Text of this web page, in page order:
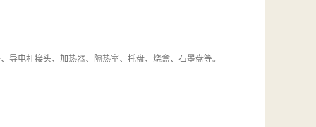
电杆接头、加热器、隔热室、托盘、烧盒、石墨盘等。